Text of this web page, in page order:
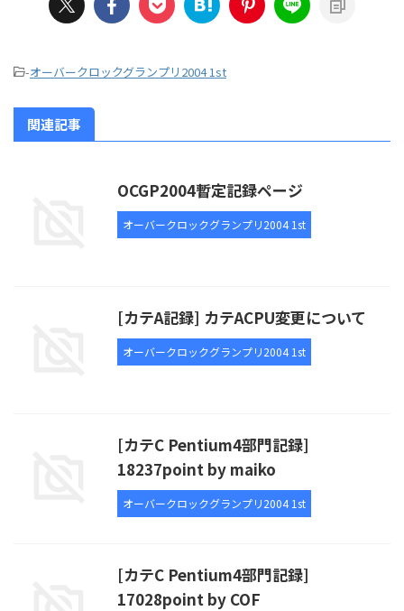
-オーバークロックグランプリ2004 1st
関連記事
OCGP2004暫定記録ページ
オーバークロックグランプリ2004 1st
[カテA記録] カテACPU変更について
オーバークロックグランプリ2004 1st
[カテC Pentium4部門記録]
18237point by maiko
オーバークロックグランプリ2004 1st
[カテC Pentium4部門記録]
17028point by COF